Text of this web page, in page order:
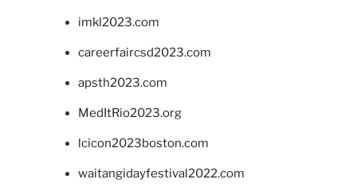
imkl2023.com
careerfaircsd2023.com
apsth2023.com
MedItRio2023.org
lcicon2023boston.com
waitangidayfestival2022.com